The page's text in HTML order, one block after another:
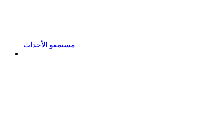
مستمعو الأحداث